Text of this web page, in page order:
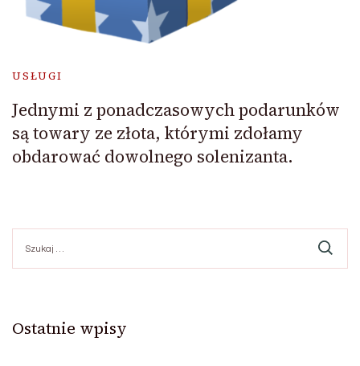
USŁUGI
Jednymi z ponadczasowych podarunków
są towary ze złota, którymi zdołamy
obdarować dowolnego solenizanta.
Ostatnie wpisy